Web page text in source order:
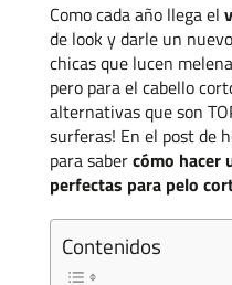
Como cada año llega el
de look y darle un
chicas que lucen
pero para el cabello
alternativas que son
surferas! En el post de
para sabercómo hacer
perfectas para pelo
Contenidos